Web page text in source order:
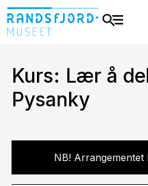
Kurs: Lær å
Pysanky
NB!